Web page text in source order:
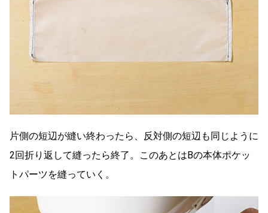
片側の短辺が縫い終わったら、反対側の短辺も同じように
2回折り返して縫ったら終了。このあとはBの本体ポケッ
トパーツを縫っていく。